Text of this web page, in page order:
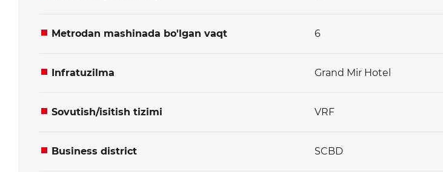
Metrodan mashinada bo'lgan vaqt 6
Infratuzilma Grand Mir Hotel
Sovutish/isitish tizimi VRF
Business district SCBD